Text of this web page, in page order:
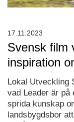
Svensk film
inspiration
Lokal Utveckling
vad Leader är
sprida kunskap
landsbygdsbor
17.11.2023